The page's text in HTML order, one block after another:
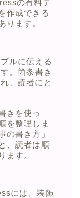
の有料テ
作成できる
ります。
ルに伝える
。箇条書き
、読者にと
きを使っ
を整理しま
の書き方」
、読者は順
ます。
には、装飾